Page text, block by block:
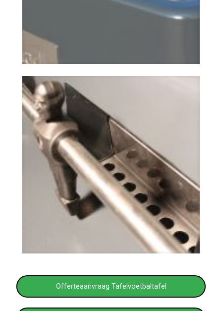
Offerteaanvraag Tafelvoetbaltafel